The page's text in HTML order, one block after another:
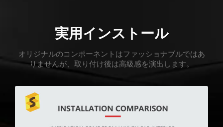
実用インストール
オリジナルのコンポーネントはファッショナブルではあ
りませんが、取り付け後は高級感を演出します。